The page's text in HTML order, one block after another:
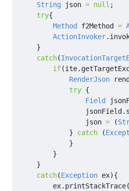
String
json = null ;
try{
Method
f2Method =
ActionInvoker.
}
catch(
if(ite.
RenderJson
try {
Field
jsonField .
json = (
}
catch (
}
}
}
catch(Exception ex){
ex. printStackTrace